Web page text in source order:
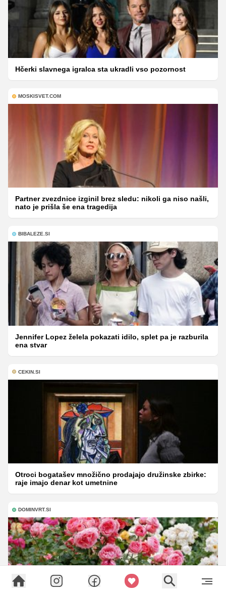
Hčerki slavnega igralca sta ukradli vso pozornost
MOSKISVET.COM
Partner zvezdnice izginil brez sledu: nikoli ga niso našli,
nato je prišla še ena tragedija
BIBALEZE.SI
Jennifer Lopez želela pokazati idilo, splet pa je razburila
ena stvar
CEKIN.SI
Otroci bogatašev množično prodajajo družinske zbirke:
raje imajo denar kot umetnine
DOMINVRT.SI